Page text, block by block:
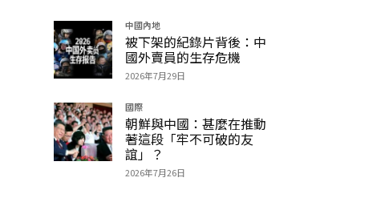
中國內地
被下架的紀錄片背後：中
國外賣員的生存危機
2026年7月29日
國際
朝鮮與中國：甚麼在推動
著這段「牢不可破的友
誼」？
2026年7月26日